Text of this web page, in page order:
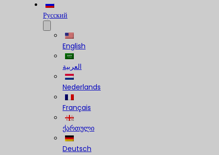
Русский
English
العربية
Nederlands
Français
ქართული
Deutsch